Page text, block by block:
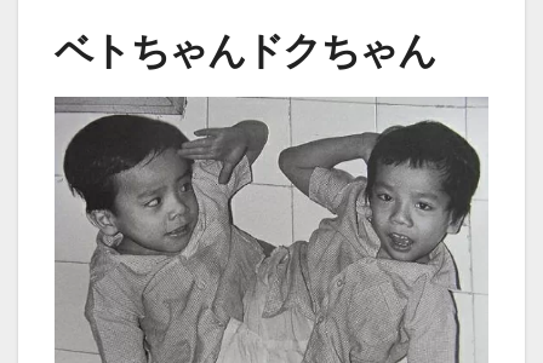
ベトちゃんドクちゃん